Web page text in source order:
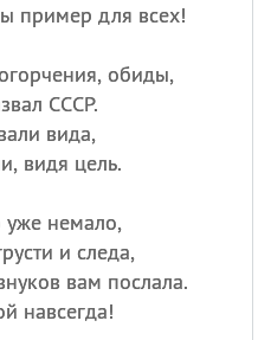
пример для всех!
обиды,
СССР.
вида,
видя цель.
немало,
и следа,
вам послала.
навсегда!